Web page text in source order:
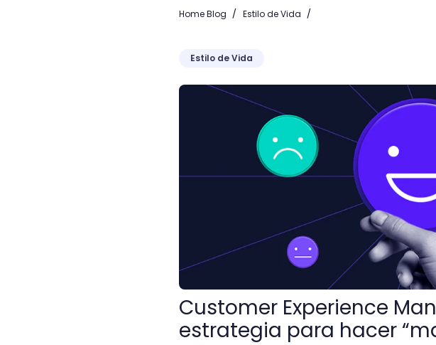
Home Blog / Estilo de Vida /
Estilo de Vida
Customer Experience Management: una
Customer Experience
estrategia para hacer